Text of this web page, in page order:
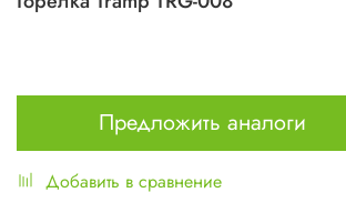
Предложить аналоги
Добавить в сравнение